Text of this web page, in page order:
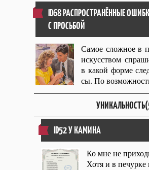
ID68 РАСПРОСТРАНЁННЫЕ
С ПРОСЬБОЙ
Самое сложное в
искусством
в какой форме
сы. По
ID52 У КАМИНА
Ко мне не
Хотя и в печурке